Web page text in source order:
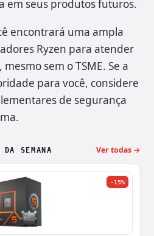
em seus produtos futuros.
encontrará uma ampla
Ryzen para atender
sem o TSME. Se a
para você, considere
de segurança
SEMANA Ver todas →
-15%